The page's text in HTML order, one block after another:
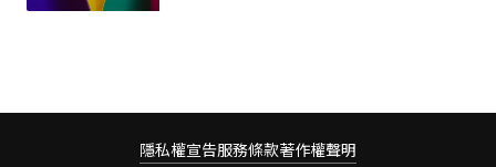
隱私權宣告服務條款著作權聲明